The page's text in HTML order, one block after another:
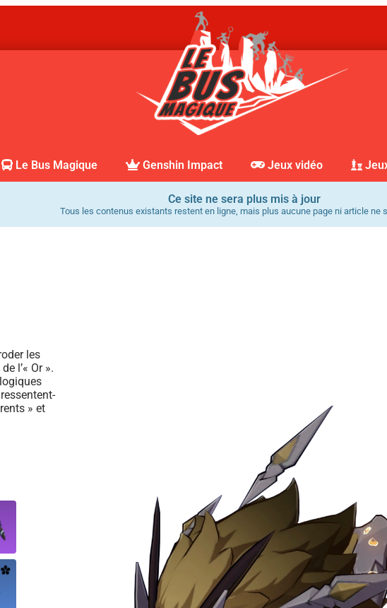
Le Bus Magique Genshin Impact Jeux vidéo
Ce site ne sera plus mis à jour
Tous les contenus existants restent en ligne, mais plus aucune page ni article ne
les
l’« Or ».
» et